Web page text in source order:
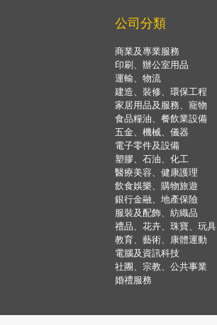
公司分類
商業及專業服務
印刷、辦公室用品
運輸、物流
建造、裝修、環保工程
家居用品及服務、寵物
食品糧油、餐飲業設備
五金、機械、儀器
電子零件及設備
塑膠、石油、化工
醫療美容、健康護理
飲食娛樂、購物旅遊
銀行金融、地產保險
服裝及配飾、紡織品
禮品、花卉、珠寶、玩具
教育、藝術、康體運動
電腦及資訊科技
社團、宗教、公共事業
婚禮服務